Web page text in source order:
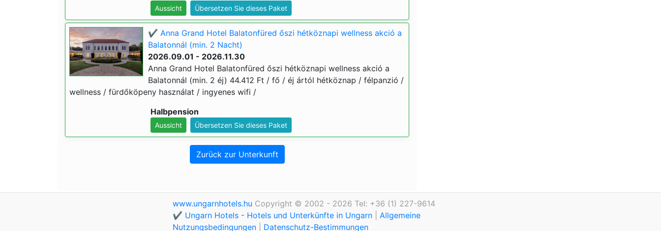
Aussicht Übersetzen Sie dieses Paket
✔️ Anna Grand Hotel Balatonfüred őszi hétköznapi wellness akció a
Balatonnál (min. 2 Nacht)
2026.09.01 - 2026.11.30
Anna Grand Hotel Balatonfüred őszi hétköznapi wellness akció a
Balatonnál (min. 2 éj) 44.412 Ft / fő / éj ártól hétköznap / félpanzió /
wellness / fürdőköpeny használat / ingyenes wifi /
Halbpension
Aussicht Übersetzen Sie dieses Paket
Zurück zur Unterkunft
www.ungarnhotels.hu Copyright © 2002 - 2026 Tel: +36 (1) 227-9614
✔️ Ungarn Hotels - Hotels und Unterkünfte in Ungarn
Allgemeine
Nutzungsbedingungen
Datenschutz-Bestimmungen